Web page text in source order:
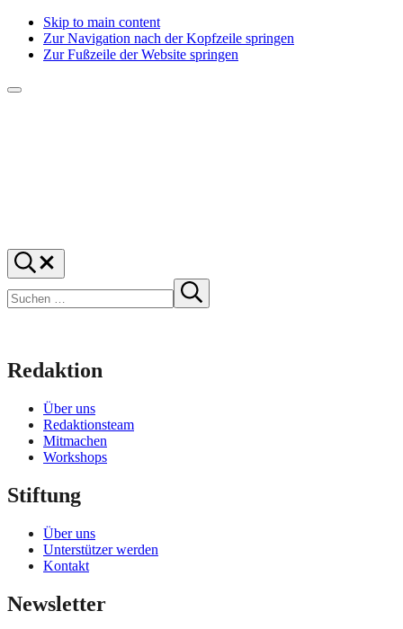
Skip to main content
Zur Navigation nach der Kopfzeile springen
Zur Fußzeile der Website springen
Menü
f1rstlife
Und
was
denkst
du?
Suchen
…
Suche
starten
Redaktion
Über uns
Redaktionsteam
Mitmachen
Workshops
Stiftung
Über uns
Unterstützer werden
Kontakt
Newsletter